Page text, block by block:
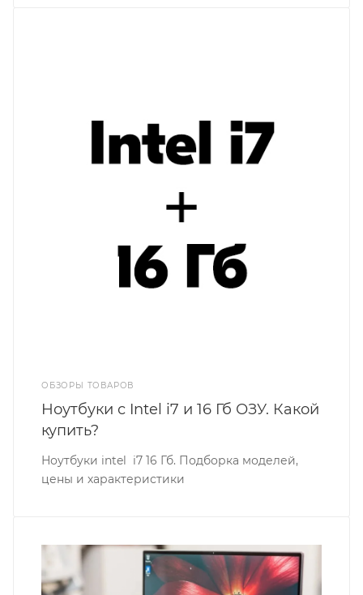
ОБЗОРЫ ТОВАРОВ
Ноутбуки с Intel i7 и 16 Гб ОЗУ. Какой
купить?
Ноутбуки intel i7 16 Гб. Подборка моделей,
цены и характеристики